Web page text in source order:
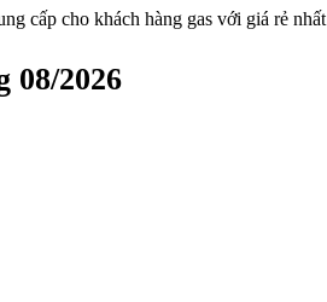
cấp cho khách hàng gas với giá rẻ nhất
08/2026